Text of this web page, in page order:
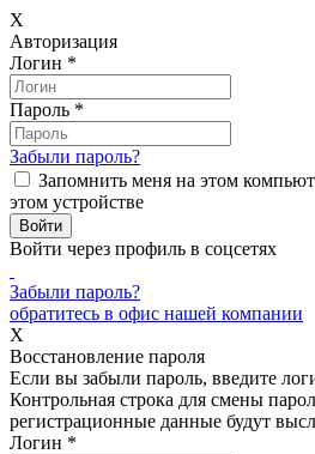
X
Авторизация
Логин *
Пароль *
Забыли пароль?
Запомнить меня на этом
этом устройстве
Войти через профиль в соцсетях
Забыли пароль?
обратитесь в офис нашей компании
X
Восстановление пароля
Если вы забыли пароль, введите
Контрольная строка для смены
регистрационные данные будут
Логин *